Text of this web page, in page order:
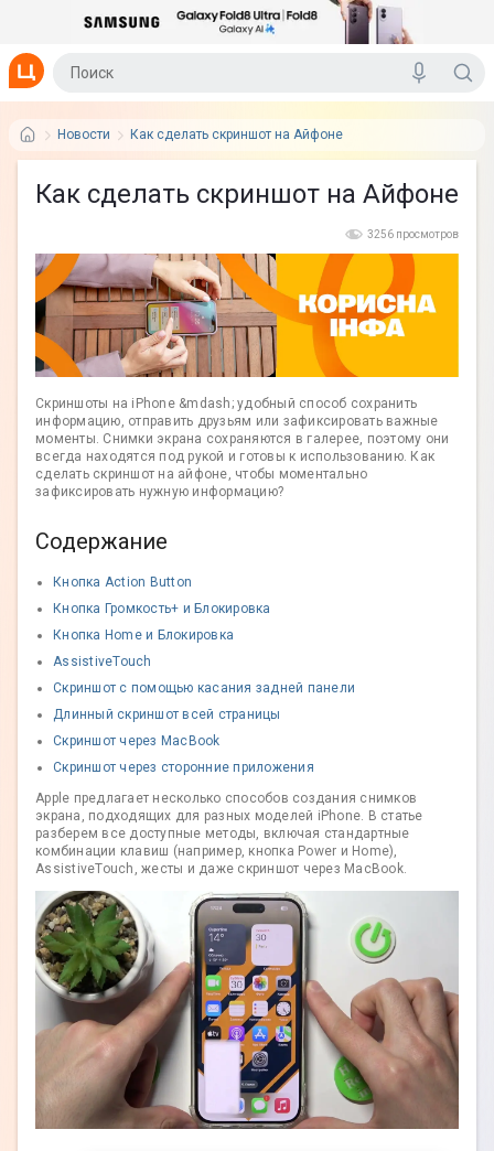
Новости Как сделать скриншот на Айфоне
Как сделать скриншот на Айфоне
3256 просмотров
Скриншоты на iPhone &mdash; удобный способ сохранить
информацию, отправить друзьям или зафиксировать важные
моменты. Снимки экрана сохраняются в галерее, поэтому они
всегда находятся под рукой и готовы к использованию. Как
сделать скриншот на айфоне, чтобы моментально
зафиксировать нужную информацию?
Содержание
Кнопка Action Button
Кнопка Громкость+ и Блокировка
Кнопка Home и Блокировка
AssistiveTouch
Скриншот с помощью касания задней панели
Длинный скриншот всей страницы
Скриншот через MacBook
Скриншот через сторонние приложения
Apple предлагает несколько способов создания снимков
экрана, подходящих для разных моделей iPhone. В статье
разберем все доступные методы, включая стандартные
комбинации клавиш (например, кнопка Power и Home),
AssistiveTouch, жесты и даже скриншот через MacBook.